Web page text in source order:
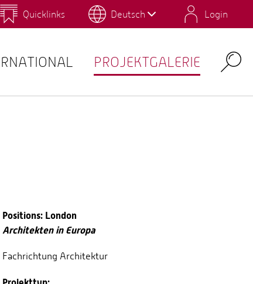
Campus Gestaltung Umwelt-Campus Birkenfeld
Personalverzeichnis
Quicklinks Deutsch Login
PROJEKTGALERIE Search
Positions: London
Architekten in Europa
Fachrichtung Architektur